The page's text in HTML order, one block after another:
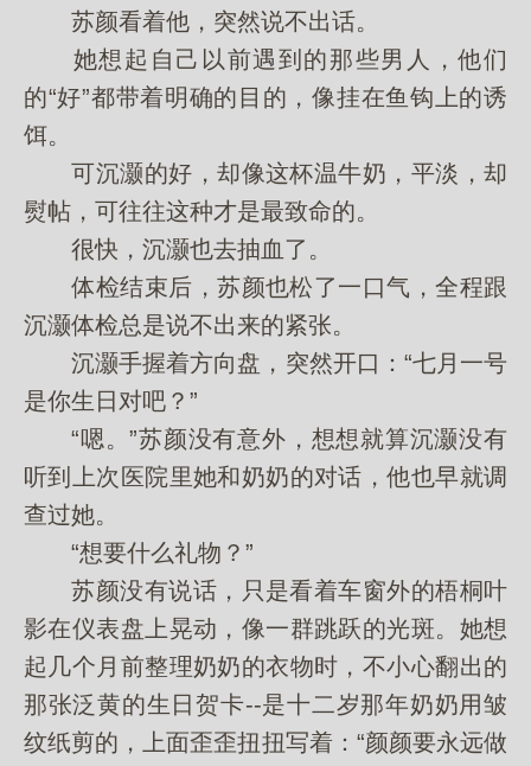
苏颜看着他，突然说不出话。
她想起自己以前遇到的那些男人，他们
的“好”都带着明确的目的，像挂在鱼钩上的诱
饵。
可沉灏的好，却像这杯温牛奶，平淡，却
熨帖，可往往这种才是最致命的。
很快，沉灏也去抽血了。
体检结束后，苏颜也松了一口气，全程跟
沉灏体检总是说不出来的紧张。
沉灏手握着方向盘，突然开口：“七月一号
是你生日对吧？”
“嗯。”苏颜没有意外，想想就算沉灏没有
听到上次医院里她和奶奶的对话，他也早就调
查过她。
“想要什么礼物？”
苏颜没有说话，只是看着车窗外的梧桐叶
影在仪表盘上晃动，像一群跳跃的光斑。她想
起几个月前整理奶奶的衣物时，不小心翻出的
那张泛黄的生日贺卡--是十二岁那年奶奶用皱
纹纸剪的，上面歪歪扭扭写着：“颜颜要永远做